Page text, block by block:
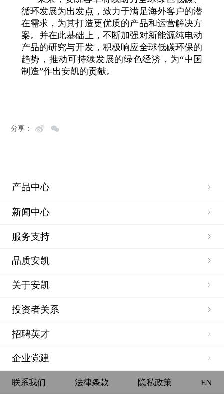
循环发展为出发点，致力于满足海外客户的潜
在需求，为其打造更优质的产品和运营解决方
案。并在此基础上，不断加强对新能源纯电动
产品的研究与开发，积极响应全球低碳环保的
趋势，推动可持续发展的绿色经济，为“中国
制造”作出安凯的贡献。
分享：
产品中心
新闻中心
服务支持
品质安凯
关于安凯
投资者关系
招聘英才
企业党建
联系我们 法律条款 隐私政策 EN